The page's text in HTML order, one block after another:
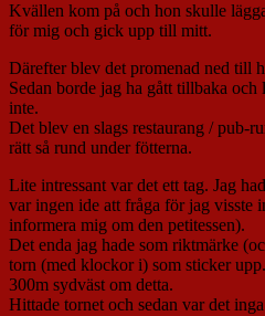
Kvällen kom på och hon skulle
för mig och gick upp till mitt.
Därefter blev det promenad ned till
Sedan borde jag ha gått tillbaka
inte.
Det blev en slags restaurang / pub-
rätt så rund under fötterna.
Lite intressant var det ett tag. Jag
var ingen ide att fråga för jag visste
informera mig om den petitessen).
Det enda jag hade som riktmärke
torn (med klockor i) som sticker
300m sydväst om detta.
Hittade tornet och sedan var det